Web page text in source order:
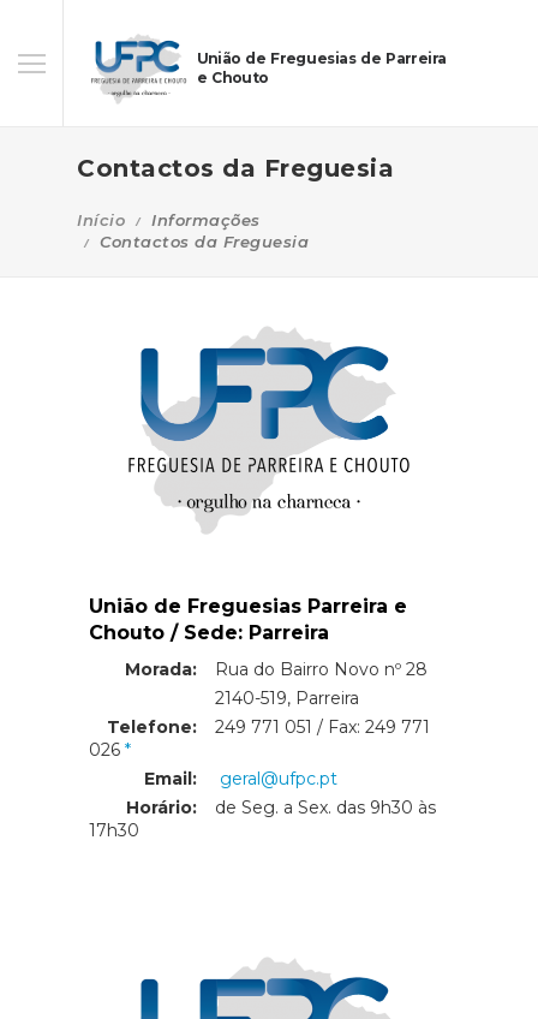
União de Freguesias de Parreira
e Chouto
Contactos da Freguesia
Início
Informações
Contactos da Freguesia
União de Freguesias Parreira e
Chouto / Sede: Parreira
Morada:
Rua do Bairro Novo nº 28
2140-519, Parreira
Telefone:
249 771 051 / Fax: 249 771
026
Email:
geral@ufpc.pt
Horário:
de Seg. a Sex. das 9h30 às
17h30